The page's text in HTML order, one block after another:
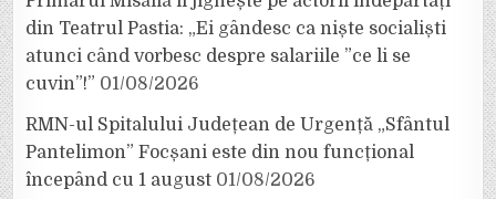
din Teatrul Pastia: „Ei gândesc ca niște socialiști
atunci când vorbesc despre salariile ”ce li se
cuvin”!” 01/08/2026
RMN-ul Spitalului Județean de Urgență „Sfântul
Pantelimon” Focșani este din nou funcțional
începând cu 1 august 01/08/2026